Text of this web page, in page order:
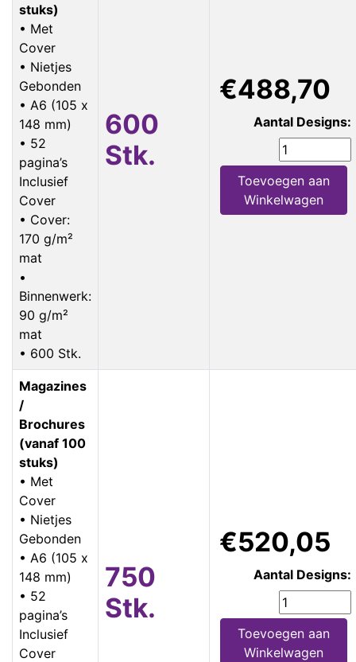
stuks)
• Met
Cover
• Nietjes
Gebonden
• A6 (105 x
148 mm)
• 52
pagina’s
Inclusief
Cover
• Cover:
170 g/m²
mat
•
Binnenwerk:
90 g/m²
mat
• 600 Stk.
600
Stk.
€488,70
Aantal Designs:
Toevoegen aan
Winkelwagen
Magazines
/
Brochures
(vanaf 100
stuks)
• Met
Cover
• Nietjes
Gebonden
• A6 (105 x
148 mm)
• 52
pagina’s
Inclusief
Cover
750
Stk.
€520,05
Aantal Designs:
Toevoegen aan
Winkelwagen